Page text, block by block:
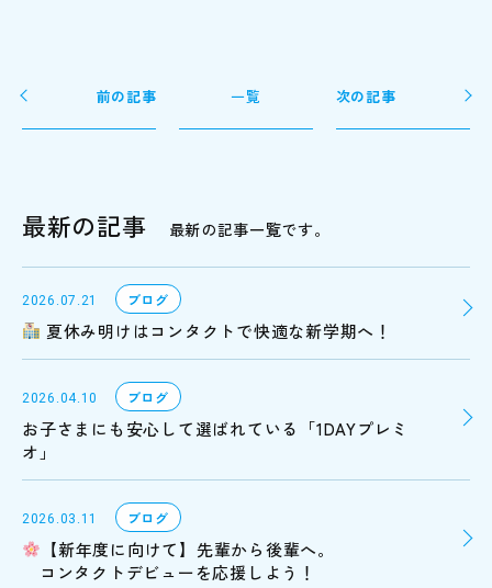
前の記事 一覧 次の記事
最新の記事 最新の記事一覧です。
2026.07.21 ブログ
夏休み明けはコンタクトで快適な新学期へ！
2026.04.10 ブログ
お子さまにも安心して選ばれている「1DAYプレミ
オ」
2026.03.11 ブログ
【新年度に向けて】先輩から後輩へ。
コンタクトデビューを応援しよう！